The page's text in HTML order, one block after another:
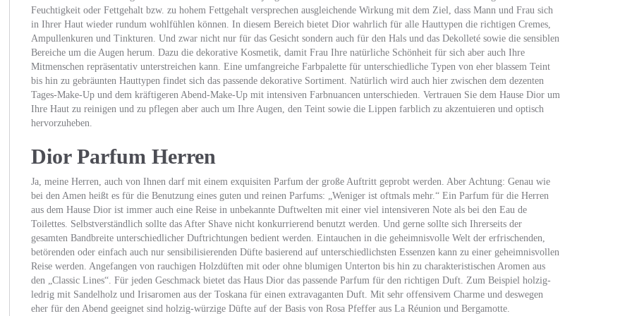
Feuchtigkeit oder Fettgehalt bzw. zu hohem Fettgehalt versprechen ausgleichende Wirkung mit dem Ziel, dass Mann und Frau sich
in Ihrer Haut wieder rundum wohlfühlen können. In diesem Bereich bietet Dior wahrlich für alle Hauttypen die richtigen Cremes,
Ampullenkuren und Tinkturen. Und zwar nicht nur für das Gesicht sondern auch für den Hals und das Dekolleté sowie die sensiblen
Bereiche um die Augen herum. Dazu die dekorative Kosmetik, damit Frau Ihre natürliche Schönheit für sich aber auch Ihre
Mitmenschen repräsentativ unterstreichen kann. Eine umfangreiche Farbpalette für unterschiedliche Typen von eher blassem Teint
bis hin zu gebräunten Hauttypen findet sich das passende dekorative Sortiment. Natürlich wird auch hier zwischen dem dezenten
Tages-Make-Up und dem kräftigeren Abend-Make-Up mit intensiven Farbnuancen unterschieden. Vertrauen Sie dem Hause Dior um
Ihre Haut zu reinigen und zu pflegen aber auch um Ihre Augen, den Teint sowie die Lippen farblich zu akzentuieren und optisch
hervorzuheben.
Dior Parfum Herren
Ja, meine Herren, auch von Ihnen darf mit einem exquisiten Parfum der große Auftritt geprobt werden. Aber Achtung: Genau wie
bei den Amen heißt es für die Benutzung eines guten und reinen Parfums: „Weniger ist oftmals mehr.“ Ein Parfum für die Herren
aus dem Hause Dior ist immer auch eine Reise in unbekannte Duftwelten mit einer viel intensiveren Note als bei den Eau de
Toilettes. Selbstverständlich sollte das After Shave nicht konkurrierend benutzt werden. Und gerne sollte sich Ihrerseits der
gesamten Bandbreite unterschiedlicher Duftrichtungen bedient werden. Eintauchen in die geheimnisvolle Welt der erfrischenden,
betörenden oder einfach auch nur sensibilisierenden Düfte basierend auf unterschiedlichsten Essenzen kann zu einer geheimnisvollen
Reise werden. Angefangen von rauchigen Holzdüften mit oder ohne blumigen Unterton bis hin zu charakteristischen Aromen aus
den „Classic Lines“. Für jeden Geschmack bietet das Haus Dior das passende Parfum für den richtigen Duft. Zum Beispiel holzig-
ledrig mit Sandelholz und Irisaromen aus der Toskana für einen extravaganten Duft. Mit sehr offensivem Charme und deswegen
eher für den Abend geeignet sind holzig-würzige Düfte auf der Basis von Rosa Pfeffer aus La Réunion und Bergamotte.